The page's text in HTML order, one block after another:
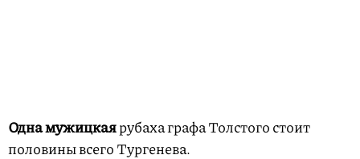
Одна мужицкаярубаха графа Толстого стоит
половины всего Тургенева.